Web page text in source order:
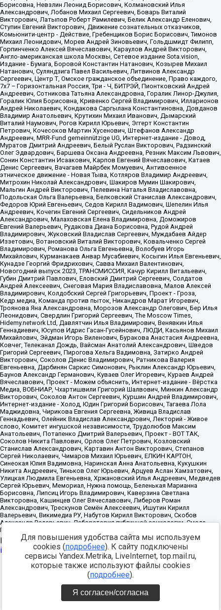
Источник:https://minjust.gov.ru/uploaded/files/reestr-
inostrannyih-agentov-22-03-2024.pdfданные на22.03.2024
Разработка -
Для повышения удобства сайта мы используем
cookies (подробнее). К сайту подключены
сервисы Yandex.Metrika, LiveInternet, top.mail.ru,
которые также используют файлы cookies
(подробнее).
Я согласен/согласна